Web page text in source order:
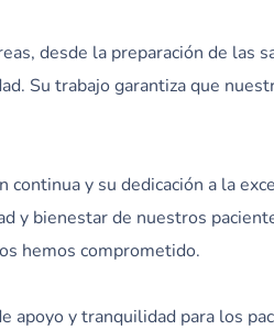
desde la preparación de las
Su trabajo garantiza que
y su dedicación a la
y bienestar de nuestros
hemos comprometido.
apoyo y tranquilidad para los